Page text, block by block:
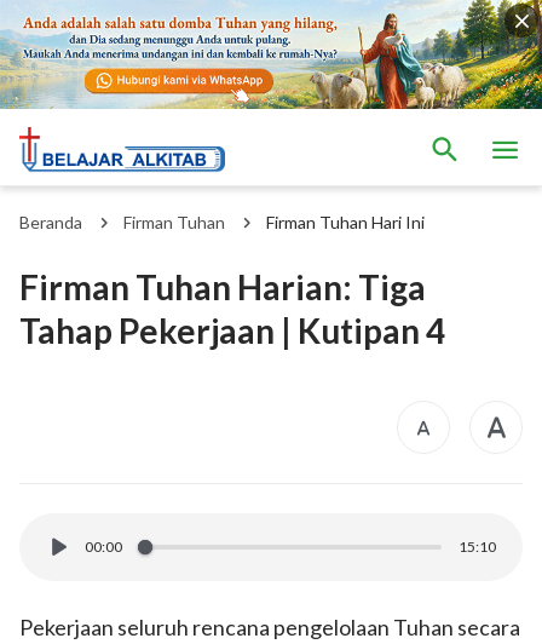
Beranda Firman Tuhan Firman Tuhan Hari Ini
Firman Tuhan Harian: Tiga
Tahap Pekerjaan | Kutipan 4
00:00 15:10
Pekerjaan seluruh rencana pengelolaan Tuhan secara